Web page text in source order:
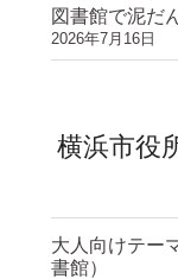
図書館で泥だ
2026年7月16日
横浜市役
大人向けテー
書館）